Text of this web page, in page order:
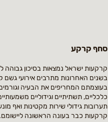
סחף קרקע
קרקעות ישראל נמצאות בסיכון
בשנים האחרונות מתרבים אירועי גשם
בעוצמתם המחריפים את הבעיה
כלכליים, תשתיתיים וגידוליים
תערובות גידולי שירות מקטינות ואף
קרקעות כבר בעונה הראשונה ליישומם.